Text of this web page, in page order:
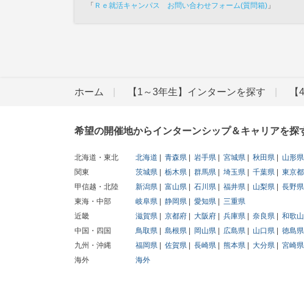
「 Ｒｅ就活キャンパス お問い合わせフォーム(質問箱) 」
ホーム 【1～3年生】インターンを探す
希望の開催地からインターンシップ＆キャリアを探
北海道・東北 北海道 青森県 岩手県 宮城県 秋田県 山形県
関東
茨城県 栃木県 群馬県 埼玉県 千葉県 東京都
甲信越・北陸
新潟県 富山県 石川県 福井県 山梨県
長野県
東海・中部
岐阜県 静岡県 愛知県
三重県
近畿
滋賀県 京都府 大阪府 兵庫県 奈良県
和歌
中国・四国
鳥取県 島根県 岡山県 広島県 山口県 徳島県
九州・沖縄
福岡県 佐賀県 長崎県 熊本県 大分県 宮崎県
海外
海外